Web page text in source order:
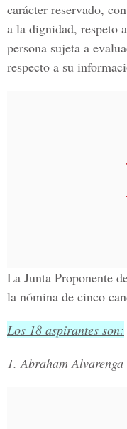
carácter reservado,
a la dignidad, respeto
persona sujeta a
respecto a su
La Junta Proponente
la nómina de cinco
Los 18 aspirantes son:
1. Abraham